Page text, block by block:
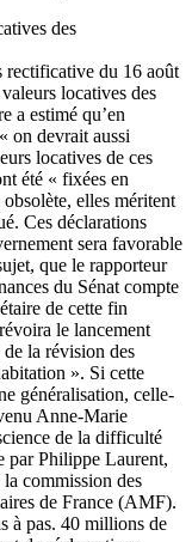
des
rectificative du 16 août
locatives des
a estimé qu’en
on devrait aussi
locatives de ces
été « fixées en
elles méritent
Ces déclarations
sera favorable
que le rapporteur
du Sénat compte
de cette fin
le lancement
la révision des
». Si cette
généralisation, celle-
Anne-Marie
de la difficulté
par Philippe Laurent,
commission des
de France (AMF).
à pas. 40 millions de